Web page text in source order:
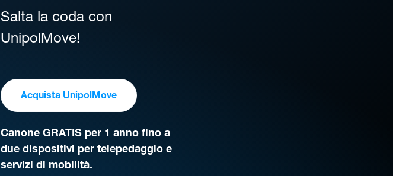
Salta la coda con
UnipolMove!
Acquista UnipolMove
Canone GRATIS per 1 anno fino a
due dispositivi per telepedaggio e
servizi di mobilità.